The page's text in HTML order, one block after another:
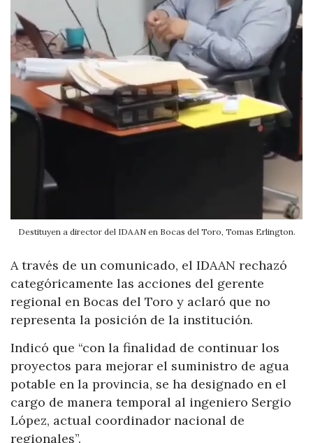
Destituyen a director del IDAAN en Bocas del Toro, Tomas Erlington.
A través de un comunicado, el IDAAN rechazó
categóricamente las acciones del gerente
regional en Bocas del Toro y aclaró que no
representa la posición de la institución.
Indicó que “con la finalidad de continuar los
proyectos para mejorar el suministro de agua
potable en la provincia, se ha designado en el
cargo de manera temporal al ingeniero Sergio
López, actual coordinador nacional de
regionales”.